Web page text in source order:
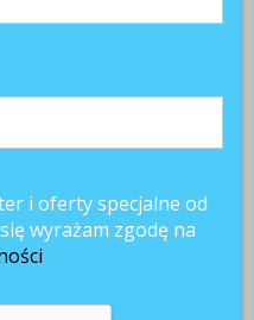
ze świata HR
Czas pandemii
i oferty specjalne od
wyrażam zgodę na